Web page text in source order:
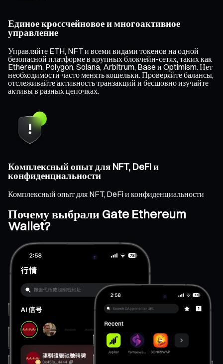
Единое кроссчейновое и многоактивное
управление
Управляйте ETH, NFT и всеми видами токенов на одной
безопасной платформе в крупных блокчейн-сетях, таких как
Ethereum, Polygon, Solana, Arbitrum, Base и Optimism. Нет
необходимости часто менять кошельки. Проверяйте балансы,
отслеживайте активность транзакций и бесшовно изучайте
активы в разных цепочках.
Комплексный опыт для NFT, DeFi и
конфиденциальности
Комплексный опыт для NFT, DeFi и конфиденциальности
Почему выбрали Gate Ethereum
Wallet?